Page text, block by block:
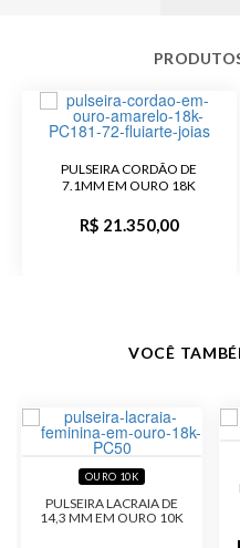
Largura
PULSEIRA CORDÃO DE
7.1MM EM OURO 18K
R$ 21.350,00
VOCÊ
OURO 10K
PULSEIRA LACRAIA DE
14,3 MM EM OURO 10K